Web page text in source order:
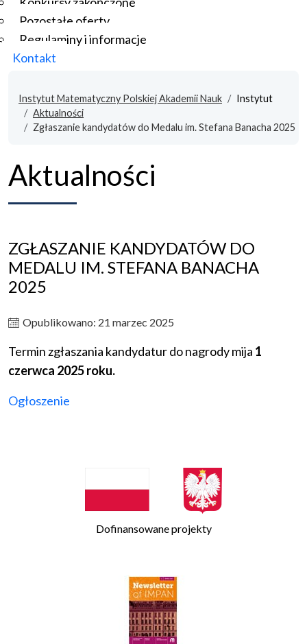
Pozostałe oferty
Regulaminy i informacje
Kontakt
Instytut Matematyczny Polskiej Akademii Nauk
Instytut
Aktualności
Zgłaszanie kandydatów do Medalu im. Stefana Banacha 2025
Aktualności
ZGŁASZANIE KANDYDATÓW DO
MEDALU IM. STEFANA BANACHA
2025
Opublikowano: 21 marzec 2025
Termin zgłaszania kandydatur do nagrody mija 1
czerwca 2025 roku.
Ogłoszenie
Dofinansowane projekty